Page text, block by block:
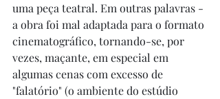
uma peça teatral. Em outras palavras -
a obra foi mal adaptada para o formato
cinematográfico, tornando-se, por
vezes, maçante, em especial em
algumas cenas com excesso de
"falatório" (o ambiente do estúdio